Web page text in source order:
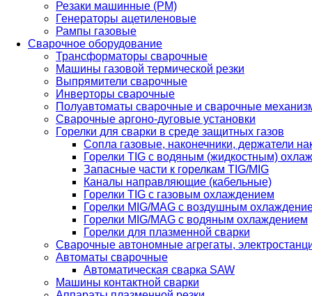
Резаки машинные (РМ)
Генераторы ацетиленовые
Рампы газовые
Сварочное оборудование
Трансформаторы сварочные
Машины газовой термической резки
Выпрямители сварочные
Инверторы сварочные
Полуавтоматы сварочные и сварочные
Сварочные аргоно-дуговые установки
Горелки для сварки в среде защитных газов
Сопла газовые, наконечники, держатели
Горелки TIG с водяным (жидкостным)
Запасные части к горелкам TIG/MIG
Каналы направляющие (кабельные)
Горелки TIG с газовым охлаждением
Горелки MIG/MAG с воздушным
Горелки MIG/MAG с водяным охлаждением
Горелки для плазменной сварки
Сварочные автономные агрегаты,
Автоматы сварочные
Автоматическая сварка SAW
Машины контактной сварки